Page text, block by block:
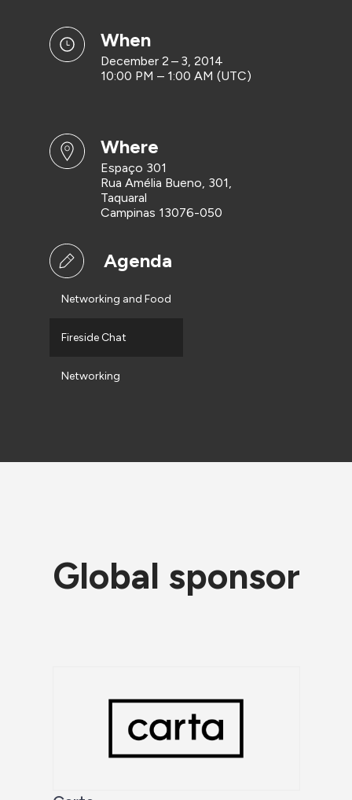
when
December 2 – 3, 2014
10:00 PM – 1:00 AM (UTC)
where
Espaço 301
Rua Amélia Bueno, 301,
Taquaral
Campinas 13076-050
Agenda
Networking and Food
Fireside Chat
Networking
Global sponsor